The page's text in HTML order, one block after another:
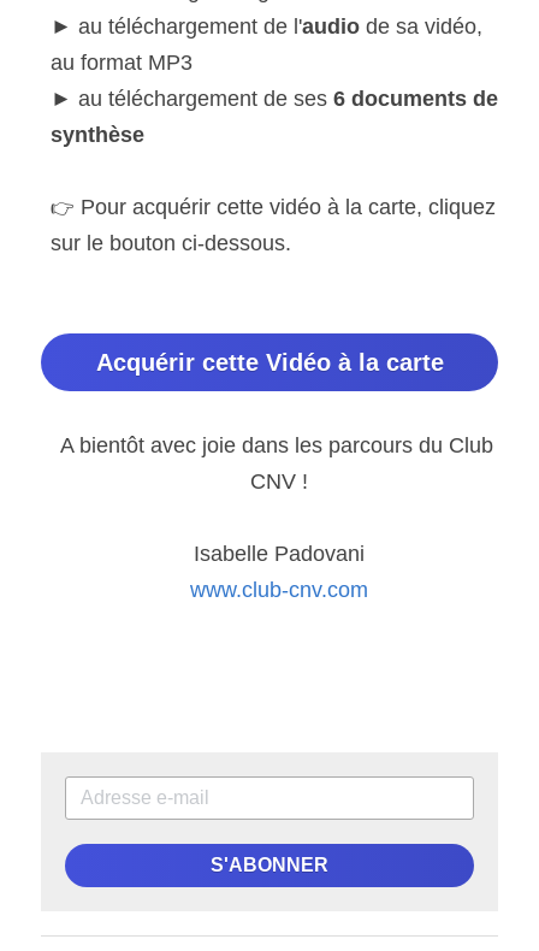
► au téléchargement de l'audio de sa vidéo,
au format MP3
► au téléchargement de ses 6 documents de
synthèse
👉 Pour acquérir cette vidéo à la carte, cliquez
sur le bouton ci-dessous.
Acquérir cette Vidéo à la carte
A bientôt avec joie dans les parcours du Club
CNV !
Isabelle Padovani
www.club-cnv.com
S'ABONNER